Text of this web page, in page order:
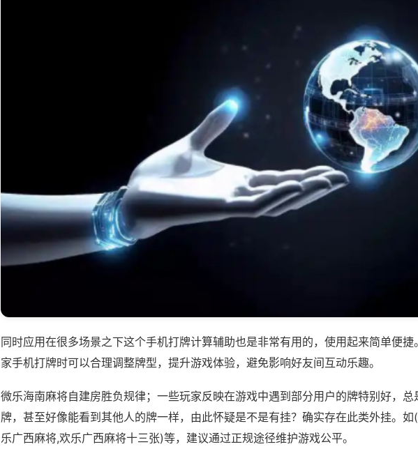
同时应用在很多场景之下这个手机打牌计算辅助也是非常有用的，使用起来简单便捷
家手机打牌时可以合理调整牌型，提升游戏体验，避免影响好友间互动乐趣。
微乐海南麻将自建房胜负规律；一些玩家反映在游戏中遇到部分用户的牌特别好，总
牌，甚至好像能看到其他人的牌一样，由此怀疑是不是有挂？确实存在此类外挂。如
乐广西麻将,欢乐广西麻将十三张)等，建议通过正规途径维护游戏公平。